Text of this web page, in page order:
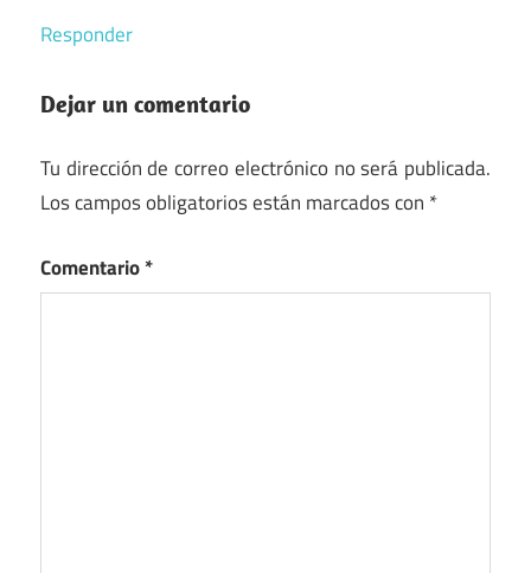
Responder
Dejar un comentario
Tu dirección de correo electrónico no será publicada.
Los campos obligatorios están marcados con *
Comentario*